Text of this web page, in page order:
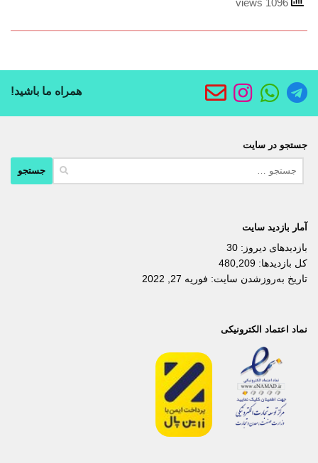
همراه ما باشید!
جستجو در سایت
آمار بازدید سایت
بازدیدهای دیروز: 30
کل بازدیدها: 480,209
تاریخ به‌روزشدن سایت: فوریه 27, 2022
نماد اعتماد الکترونیکی